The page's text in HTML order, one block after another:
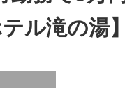
ル滝の